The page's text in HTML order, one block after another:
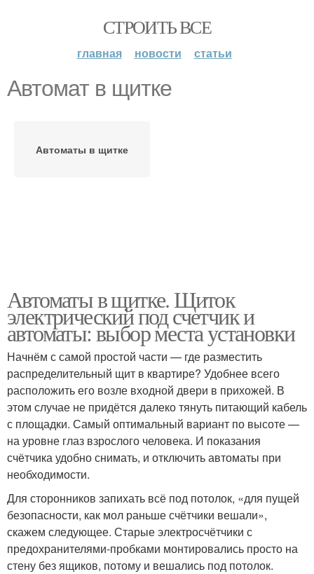
СТРОИТЬ ВСЕ
главная новости статьи
Автомат в щитке
Автоматы в щитке
Автоматы в щитке. Щиток
электрический под счетчик и
автоматы: выбор места установки
Начнём с самой простой части — где разместить
распределительный щит в квартире? Удобнее всего
расположить его возле входной двери в прихожей. В
этом случае не придётся далеко тянуть питающий кабель
с площадки. Самый оптимальный вариант по высоте —
на уровне глаз взрослого человека. И показания
счётчика удобно снимать, и отключить автоматы при
необходимости.
Для сторонников запихать всё под потолок, «для пущей
безопасности, как мол раньше счётчики вешали»,
скажем следующее. Старые электросчётчики с
предохранителями-пробками монтировались просто на
стену без ящиков, потому и вешались под потолок.